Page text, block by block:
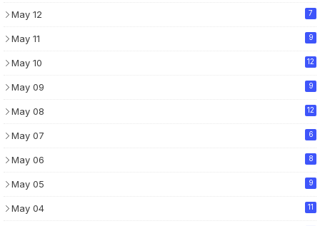
May 12 7
May 11 9
May 10 12
May 09 9
May 08 12
May 07 6
May 06 8
May 05 9
May 04 11